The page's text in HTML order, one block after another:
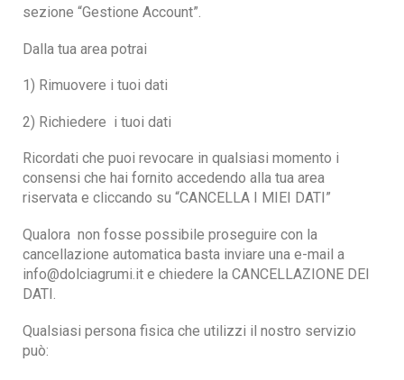
sezione “Gestione Account”.
Dalla tua area potrai
1) Rimuovere i tuoi dati
2) Richiedere i tuoi dati
Ricordati che puoi revocare in qualsiasi momento i
consensi che hai fornito accedendo alla tua area
riservata e cliccando su “CANCELLA I MIEI DATI”
Qualora non fosse possibile proseguire con la
cancellazione automatica basta inviare una e-mail a
info@dolciagrumi.it e chiedere la CANCELLAZIONE DEI
DATI.
Qualsiasi persona fisica che utilizzi il nostro servizio
può: